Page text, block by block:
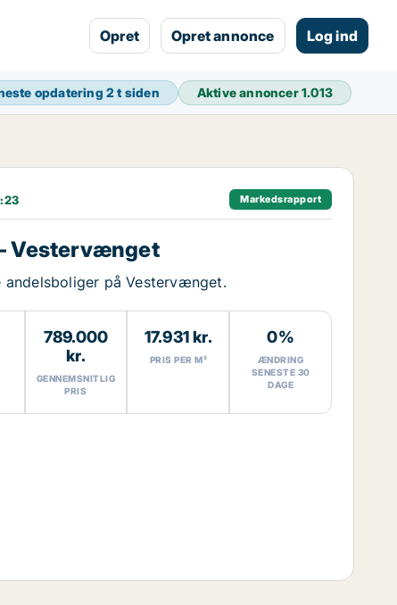
Opret Opret annonce Log ind
opdatering2 t siden Aktive annoncer1.013
Markedsrapport
Vestervænget
andelsboliger på Vestervænget.
789.000
kr.
GENNEMSNITLIG
PRIS
17.931 kr.
PRIS PER M²
0%
ÆNDRING
SENESTE 30
DAGE